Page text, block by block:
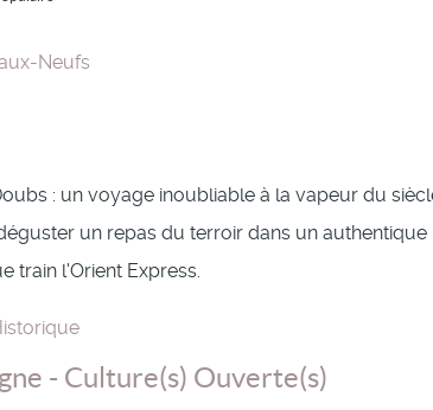
Neufs
: un voyage inoubliable à la vapeur du
un repas du terroir dans un authentique
train l'Orient Express.
- Culture(s) Ouverte(s)